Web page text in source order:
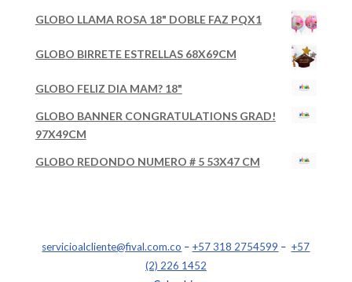
GLOBO LLAMA ROSA 18" DOBLE FAZ PQX1
GLOBO BIRRETE ESTRELLAS 68X69CM
GLOBO FELIZ DIA MAM? 18"
GLOBO BANNER CONGRATULATIONS GRAD!
97X49CM
GLOBO REDONDO NUMERO # 5 53X47 CM
servicioalcliente@fival.com.co – +57 318 2754599 – +57
(2) 226 1452